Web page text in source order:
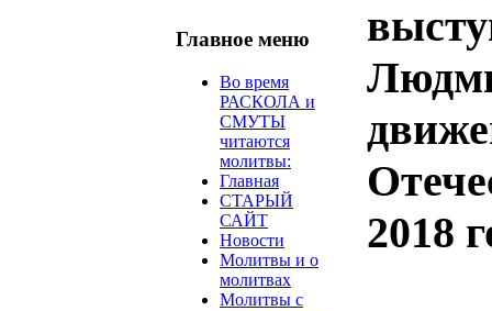
Главное меню
Во время
РАСКОЛА и
СМУТЫ
читаются
молитвы:
Главная
СТАРЫЙ
САЙТ
Новости
Молитвы и о
молитвах
Молитвы с
2018